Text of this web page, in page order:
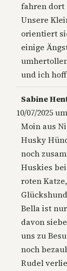
fahren dort
Unsere
orientiert
einige
und ich
Sabine
10/07/2025um
Moin aus
Husky
noch
Huskies
roten
Bella ist
davon
uns zu
noch
Rudel